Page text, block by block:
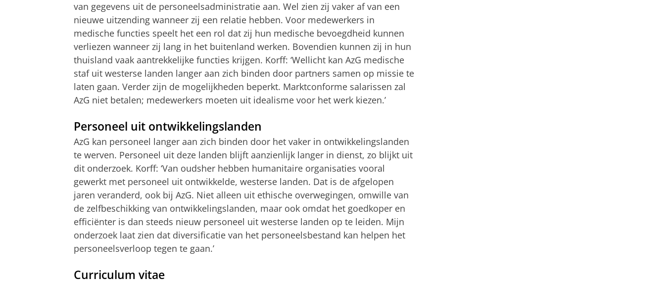
van gegevens uit de personeelsadministratie aan. Wel zien zij vaker af van een
nieuwe uitzending wanneer zij een relatie hebben. Voor medewerkers in
medische functies speelt het een rol dat zij hun medische bevoegdheid kunnen
verliezen wanneer zij lang in het buitenland werken. Bovendien kunnen zij in hun
thuisland vaak aantrekkelijke functies krijgen. Korff: ‘Wellicht kan AzG medische
staf uit westerse landen langer aan zich binden door partners samen op missie te
laten gaan. Verder zijn de mogelijkheden beperkt. Marktconforme salarissen zal
AzG niet betalen; medewerkers moeten uit idealisme voor het werk kiezen.’
Personeel uit ontwikkelingslanden
AzG kan personeel langer aan zich binden door het vaker in ontwikkelingslanden
te werven. Personeel uit deze landen blijft aanzienlijk langer in dienst, zo blijkt uit
dit onderzoek. Korff: ‘Van oudsher hebben humanitaire organisaties vooral
gewerkt met personeel uit ontwikkelde, westerse landen. Dat is de afgelopen
jaren veranderd, ook bij AzG. Niet alleen uit ethische overwegingen, omwille van
de zelfbeschikking van ontwikkelingslanden, maar ook omdat het goedkoper en
efficiënter is dan steeds nieuw personeel uit westerse landen op te leiden. Mijn
onderzoek laat zien dat diversificatie van het personeelsbestand kan helpen het
personeelsverloop tegen te gaan.’
Curriculum vitae